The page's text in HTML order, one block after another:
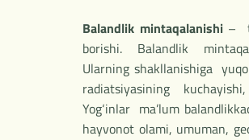
Balandlik mintaqalanishi–
borishi. Balandlik
Ularning shakllanishiga
radiatsiyasining
Yog‘inlar ma’lum
hayvonot olami, umuman,